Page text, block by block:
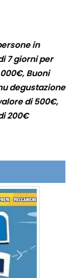
in
7 giorni per
Buoni
degustazione
di 500€,
200€